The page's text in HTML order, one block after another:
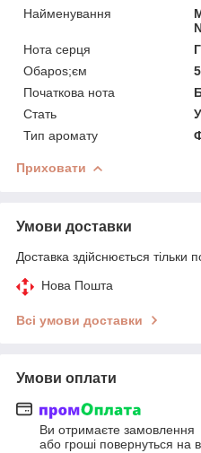
Найменування
Нота серця
Обapos;єм
Початкова нота
Стать
Тип аромату
Приховати
Умови доставки
Доставка здійснюється тільки
Нова Пошта
Всі умови доставки
Умови оплати
Ви отримаєте замовлення
або гроші повернуться на